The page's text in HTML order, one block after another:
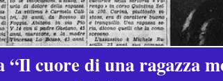
“Il cuore di una ragazza